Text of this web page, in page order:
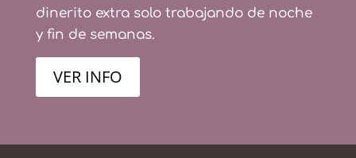
dinerito extra solo trabajando de noche
y fin de semanas.
VER INFO